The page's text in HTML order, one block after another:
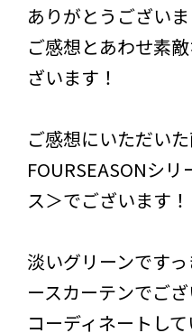
ありがとうございま
ご感想とあわせ素
ざいます！
ご感想にいただいた
FOURSEASONシ
ス＞でございます！
淡いグリーンです
ースカーテンでござ
コーディネートし